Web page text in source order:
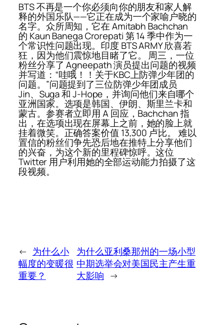
BTS 不再是一个你必须向你的朋友和家人解
释的外国乐队——它正在成为一个家喻户晓的
名字。众所周知，它在 Amitabh Bachchan
的 Kaun Banega Crorepati 第 14 季中作为一
个常识性问题出现。印度 BTS ARMY 欣喜若
狂，因为他们震惊地目睹了它。 周三，一位
粉丝分享了 Agneepath 演员提出问题的视频
并写道：“哇哦！！关于KBC上防弹少年团的
问题。”问题提到了三位防弹少年团成员
Jin、Suga 和 J-Hope，并询问他们来自哪个
亚洲国家。选项是韩国、伊朗、斯里兰卡和
蒙古。参赛者立即用 A 回应，Bachchan 指
出，在选项出现在屏幕上之前，她的脸上就
挂着微笑。正确答案价值 13,300 卢比。 难以
置信的粉丝们争先恐后地在推特上分享他们
的兴奋，为这个新的里程碑惊呼。这位
Twitter 用户利用她的全部运动能力拍摄了这
段视频。
← 为什么小
幅度的变暖很
重要？
为什么亚利桑那州的一场小型
中期选举会对美国民主产生重
大影响 →